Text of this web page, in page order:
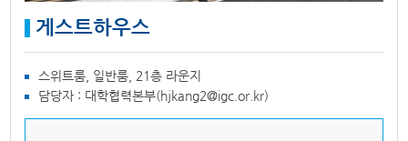
게스트하우스
스위트룸, 일반룸, 21층 라운지
담당자 : 대학협력본부(hjkang2@igc.or.kr)